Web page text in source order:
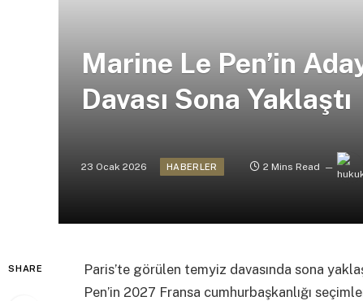
Marine Le Pen’in
Davası Sona Yaklaştı
23 Ocak 2026 HABERLER 2 Mins Read
SHARE
Paris’te görülen temyiz davasında sona
Pen’in 2027 Fransa cumhurbaşkanlığı